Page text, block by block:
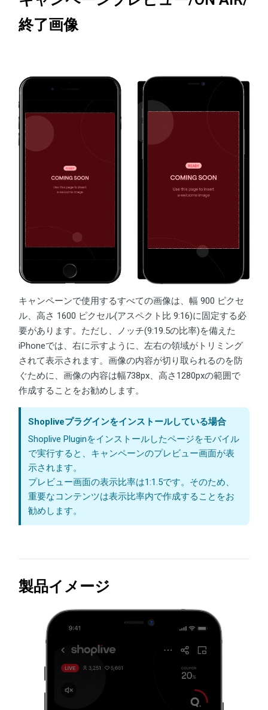
終了画像
キャンペーンで使用するすべての画像は、幅 900 ピクセ
ル、高さ 1600 ピクセル(アスペクト比 9:16)に固定する必
要があります。ただし、ノッチ(9:19.5の比率)を備えた
iPhoneでは、右に示すように、左右の領域がトリミング
されて表示されます。画像の内容が切り取られるのを防
ぐために、画像の内容は幅738px、高さ1280pxの範囲で
作成することをお勧めします。
Shopliveプラグインをインストールしている場合
Shoplive Pluginをインストールしたページをモバイル
で実行すると、キャンペーンのプレビュー画面が表
示されます。
プレビュー画面の表示比率は1:1.5です。そのため、
重要なコンテンツは表示比率内で作成することをお
勧めします。
製品イメージ